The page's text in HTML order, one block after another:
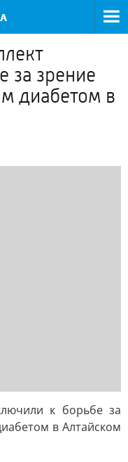
за зрение
диабетом в
к борьбе за
в Алтайском